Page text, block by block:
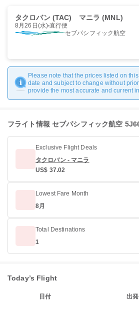
タクロバン (TAC) マニラ (MNL)
8月26日(水) 直行便
セブパシフィック航空
Please note that the prices listed on
date and subject to change without
provide the most accurate and current
フライト情報 セブパシフィック航空
Exclusive Flight Deals
タクロバン - マニラ
US$ 37.02
Lowest Fare Month
8月
Total Destinations
1
Today’s Flight
日付 出発